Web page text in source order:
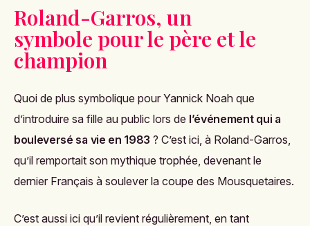
Roland-Garros, un
symbole pour le père et le
champion
Quoi de plus symbolique pour Yannick Noah que
d’introduire sa fille au public lors de l’événement qui a
bouleversé sa vie en 1983 ? C’est ici, à Roland-Garros,
qu’il remportait son mythique trophée, devenant le
dernier Français à soulever la coupe des Mousquetaires.
C’est aussi ici qu’il revient régulièrement, en tant